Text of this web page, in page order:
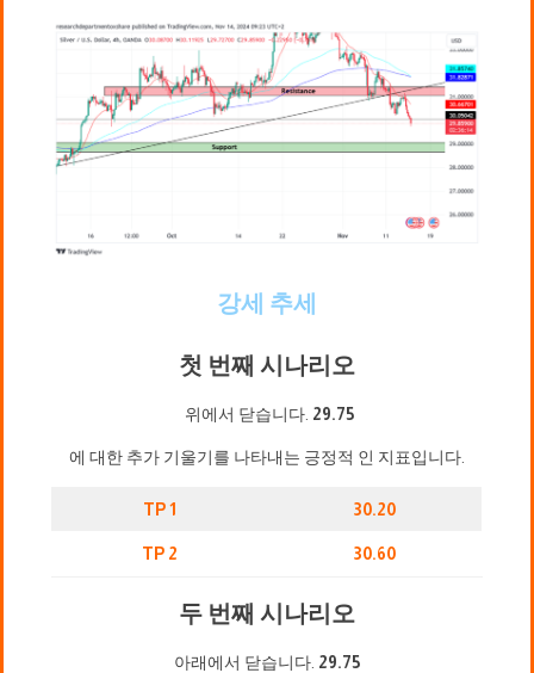
강세 추세
첫 번째 시나리오
위에서 닫습니다. 29.75
에 대한 추가 기울기를 나타내는 긍정적 인 지표입니다.
TP 1 30.20
TP 2 30.60
두 번째 시나리오
아래에서 닫습니다. 29.75